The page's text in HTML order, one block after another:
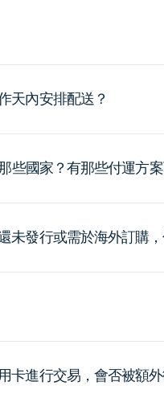
天內安排配送？
些國家？有那些付運方
未發行或需於海外訂購
卡進行交易，會否被額